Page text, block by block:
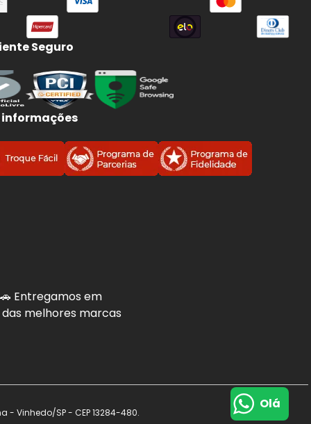
Olá
Seguro
informações
Entregamos em
melhores marcas
- Vinhedo/SP - CEP 13284-480.